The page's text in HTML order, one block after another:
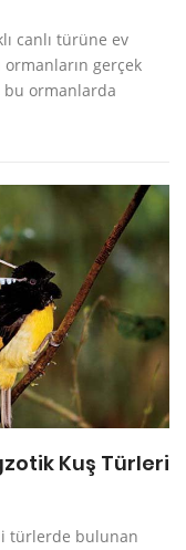
canlı türüne ev
gerçek
bu ormanlarda
Kuş Türleri
türlerde bulunan